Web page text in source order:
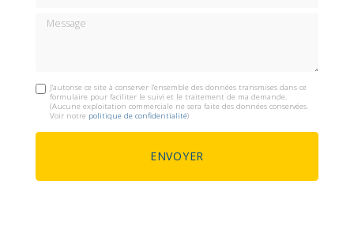
Message
J'autorise ce site à conserver l'ensemble des données transmises dans ce
formulaire pour faciliter le suivi et le traitement de ma demande.
(Aucune exploitation commerciale ne sera faite des données conservées.
Voir notre politique de confidentialité)